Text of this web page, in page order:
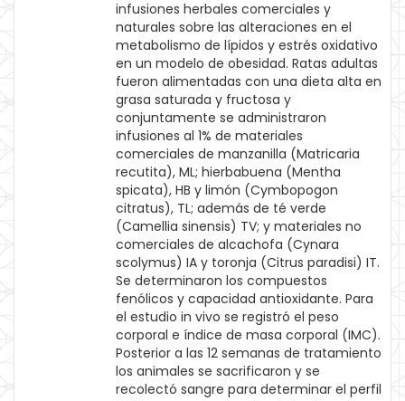
infusiones herbales comerciales y
naturales sobre las alteraciones en el
metabolismo de lípidos y estrés oxidativo
en un modelo de obesidad. Ratas adultas
fueron alimentadas con una dieta alta en
grasa saturada y fructosa y
conjuntamente se administraron
infusiones al 1% de materiales
comerciales de manzanilla (Matricaria
recutita), ML; hierbabuena (Mentha
spicata), HB y limón (Cymbopogon
citratus), TL; además de té verde
(Camellia sinensis) TV; y materiales no
comerciales de alcachofa (Cynara
scolymus) IA y toronja (Citrus paradisi) IT.
Se determinaron los compuestos
fenólicos y capacidad antioxidante. Para
el estudio in vivo se registró el peso
corporal e índice de masa corporal (IMC).
Posterior a las 12 semanas de tratamiento
los animales se sacrificaron y se
recolectó sangre para determinar el perfil